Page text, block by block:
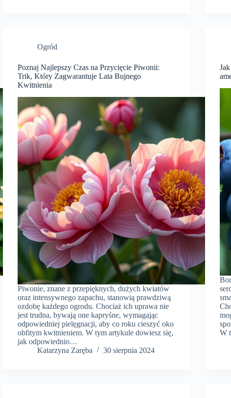
Ogród
Poznaj Najlepszy Czas na Przycięcie Piwonii:
Trik, Który Zagwarantuje Lata Bujnego
Kwitnienia
Piwonie, znane z przepięknych, dużych kwiatów
oraz intensywnego zapachu, stanowią prawdziwą
ozdobę każdego ogrodu. Chociaż ich uprawa nie
jest trudna, bywają one kapryśne, wymagając
odpowiedniej pielęgnacji, aby co roku cieszyć oko
obfitym kwitnieniem. W tym artykule dowiesz się,
jak odpowiednio…
Katarzyna Zaręba
30 sierpnia 2024
W